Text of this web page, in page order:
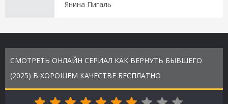
Янина Пигаль
СМОТРЕТЬ ОНЛАЙН СЕРИАЛ КАК ВЕРНУТЬ БЫВШЕГО
(2025) В ХОРОШЕМ КАЧЕСТВЕ БЕСПЛАТНО